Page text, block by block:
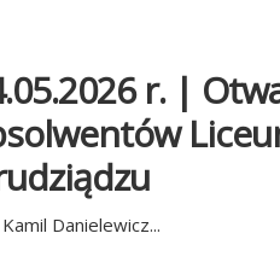
r. |
Danielewicz...